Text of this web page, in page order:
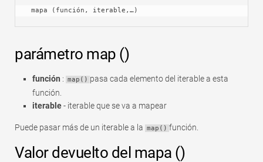
mapa (función, iterable,…)
parámetro map ()
función : map() pasa cada elemento del iterable a esta
función.
iterable- iterable que se va a mapear
Puede pasar más de un iterable a la map() función.
Valor devuelto del mapa ()